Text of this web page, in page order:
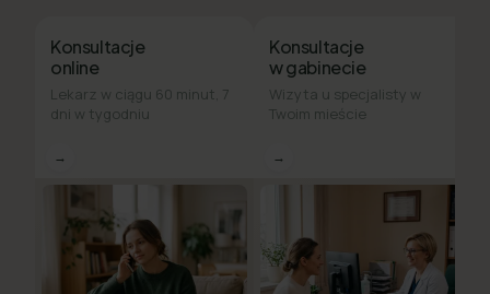
Konsultacje
online
Lekarz w ciągu 60 minut, 7
dni w tygodniu
→
Konsultacje
w gabinecie
Wizyta u specjalisty w
Twoim mieście
→